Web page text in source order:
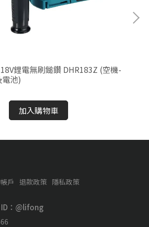
鋰電無刷鎚鑽 DHR183Z (空機-
池)
加入購物車
戶 退款政策 隱私政策
ID：@lifong